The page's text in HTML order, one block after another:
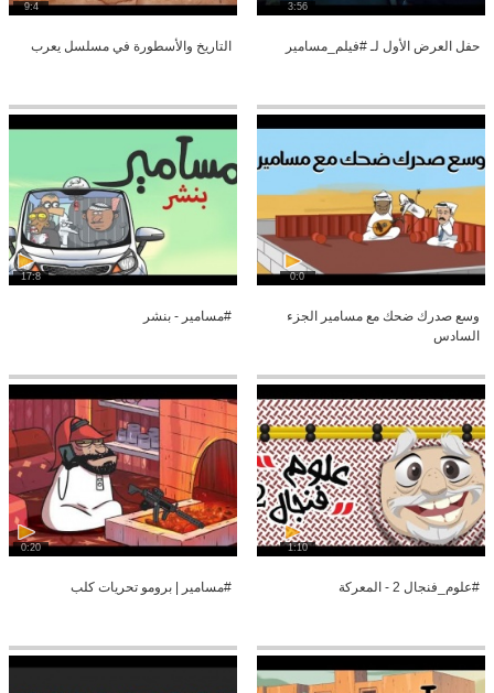
3:56
حفل العرض الأول لـ #فيلم_مسامير
9:4
التاريخ والأسطورة في مسلسل يعرب
0:0
وسع صدرك ضحك مع مسامير الجزء
السادس
17:8
#مسامير - بنشر
1:10
#علوم_فنجال 2 - المعركة
0:20
#مسامير | برومو تحريات كلب